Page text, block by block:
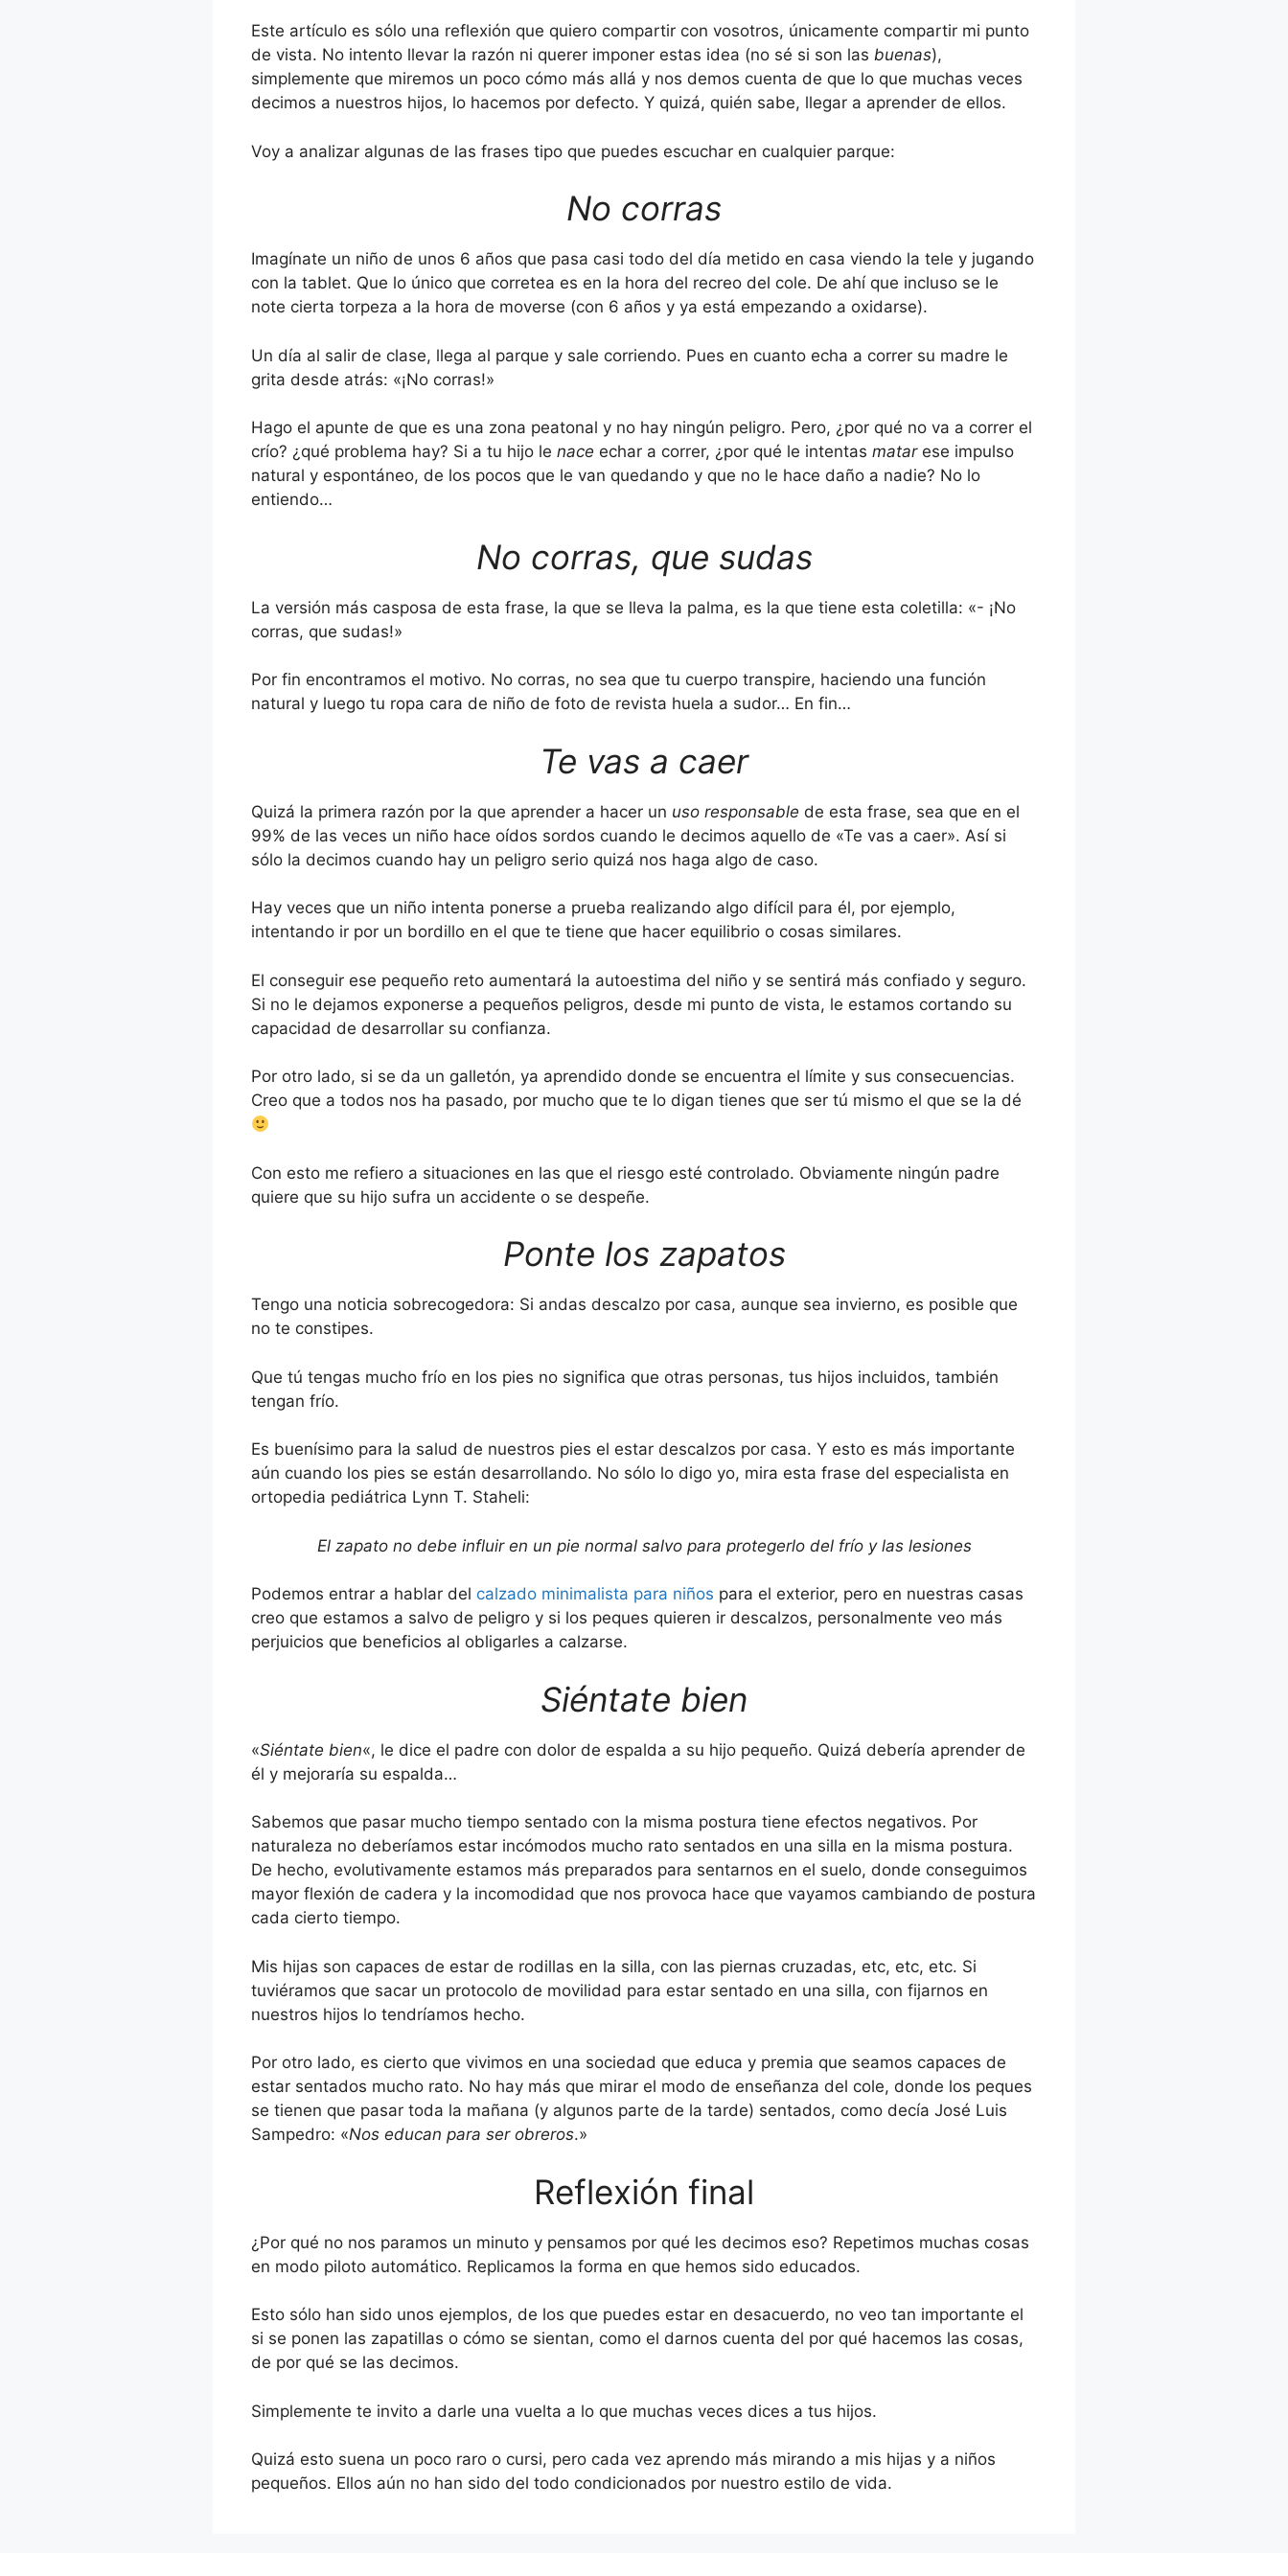
arriba/abajo
aumentar
o
Este artículo es sólo una reflexión que quiero compartir con vosotros, únicamente compartir mi punto
de vista. No intento llevar la razón ni querer imponer estas idea (no sé si son las buenas),
simplemente que miremos un poco cómo más allá y nos demos cuenta de que lo que muchas veces
decimos a nuestros hijos, lo hacemos por defecto. Y quizá, quién sabe, llegar a aprender de ellos.
Voy a analizar algunas de las frases tipo que puedes escuchar en cualquier parque:
No corras
Imagínate un niño de unos 6 años que pasa casi todo del día metido en casa viendo la tele y jugando
con la tablet. Que lo único que corretea es en la hora del recreo del cole. De ahí que incluso se le
note cierta torpeza a la hora de moverse (con 6 años y ya está empezando a oxidarse).
Un día al salir de clase, llega al parque y sale corriendo. Pues en cuanto echa a correr su madre le
grita desde atrás: «¡No corras!»
Hago el apunte de que es una zona peatonal y no hay ningún peligro. Pero, ¿por qué no va a correr el
crío? ¿qué problema hay? Si a tu hijo le nace echar a correr, ¿por qué le intentas matar ese impulso
natural y espontáneo, de los pocos que le van quedando y que no le hace daño a nadie? No lo
entiendo…
No corras, que sudas
La versión más casposa de esta frase, la que se lleva la palma, es la que tiene esta coletilla: «- ¡No
corras, que sudas!»
Por fin encontramos el motivo. No corras, no sea que tu cuerpo transpire, haciendo una función
natural y luego tu ropa cara de niño de foto de revista huela a sudor… En fin…
Te vas a caer
Quizá la primera razón por la que aprender a hacer un uso responsable de esta frase, sea que en el
99% de las veces un niño hace oídos sordos cuando le decimos aquello de «Te vas a caer». Así si
sólo la decimos cuando hay un peligro serio quizá nos haga algo de caso.
Hay veces que un niño intenta ponerse a prueba realizando algo difícil para él, por ejemplo,
intentando ir por un bordillo en el que te tiene que hacer equilibrio o cosas similares.
El conseguir ese pequeño reto aumentará la autoestima del niño y se sentirá más confiado y seguro.
Si no le dejamos exponerse a pequeños peligros, desde mi punto de vista, le estamos cortando su
capacidad de desarrollar su confianza.
Por otro lado, si se da un galletón, ya aprendido donde se encuentra el límite y sus consecuencias.
Creo que a todos nos ha pasado, por mucho que te lo digan tienes que ser tú mismo el que se la dé
Con esto me refiero a situaciones en las que el riesgo esté controlado. Obviamente ningún padre
quiere que su hijo sufra un accidente o se despeñe.
Ponte los zapatos
Tengo una noticia sobrecogedora: Si andas descalzo por casa, aunque sea invierno, es posible que
no te constipes.
Que tú tengas mucho frío en los pies no significa que otras personas, tus hijos incluidos, también
tengan frío.
Es buenísimo para la salud de nuestros pies el estar descalzos por casa. Y esto es más importante
aún cuando los pies se están desarrollando. No sólo lo digo yo, mira esta frase del especialista en
ortopedia pediátrica Lynn T. Staheli:
El zapato no debe influir en un pie normal salvo para protegerlo del frío y las lesiones
Podemos entrar a hablar del calzado minimalista para niños para el exterior, pero en nuestras casas
creo que estamos a salvo de peligro y si los peques quieren ir descalzos, personalmente veo más
perjuicios que beneficios al obligarles a calzarse.
Siéntate bien
«Siéntate bien«, le dice el padre con dolor de espalda a su hijo pequeño. Quizá debería aprender de
él y mejoraría su espalda…
Sabemos que pasar mucho tiempo sentado con la misma postura tiene efectos negativos. Por
naturaleza no deberíamos estar incómodos mucho rato sentados en una silla en la misma postura.
De hecho, evolutivamente estamos más preparados para sentarnos en el suelo, donde conseguimos
mayor flexión de cadera y la incomodidad que nos provoca hace que vayamos cambiando de postura
cada cierto tiempo.
Mis hijas son capaces de estar de rodillas en la silla, con las piernas cruzadas, etc, etc, etc. Si
tuviéramos que sacar un protocolo de movilidad para estar sentado en una silla, con fijarnos en
nuestros hijos lo tendríamos hecho.
Por otro lado, es cierto que vivimos en una sociedad que educa y premia que seamos capaces de
estar sentados mucho rato. No hay más que mirar el modo de enseñanza del cole, donde los peques
se tienen que pasar toda la mañana (y algunos parte de la tarde) sentados, como decía José Luis
Sampedro: «Nos educan para ser obreros.»
Reflexión final
¿Por qué no nos paramos un minuto y pensamos por qué les decimos eso? Repetimos muchas cosas
en modo piloto automático. Replicamos la forma en que hemos sido educados.
Esto sólo han sido unos ejemplos, de los que puedes estar en desacuerdo, no veo tan importante el
si se ponen las zapatillas o cómo se sientan, como el darnos cuenta del por qué hacemos las cosas,
de por qué se las decimos.
Simplemente te invito a darle una vuelta a lo que muchas veces dices a tus hijos.
Quizá esto suena un poco raro o cursi, pero cada vez aprendo más mirando a mis hijas y a niños
pequeños. Ellos aún no han sido del todo condicionados por nuestro estilo de vida.